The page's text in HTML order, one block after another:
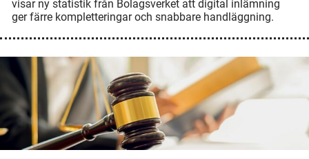
visar ny statistik från Bolagsverket att digital inlämning
ger färre kompletteringar och snabbare handläggning.